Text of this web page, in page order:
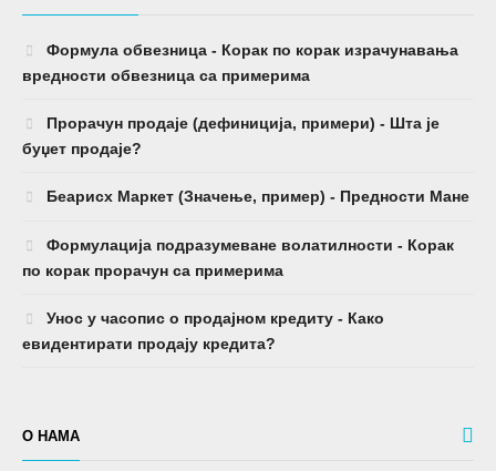
Формула обвезница - Корак по корак израчунавања
вредности обвезница са примерима
Прорачун продаје (дефиниција, примери) - Шта је
буџет продаје?
Беарисх Маркет (Значење, пример) - Предности Мане
Формулација подразумеване волатилности - Корак
по корак прорачун са примерима
Унос у часопис о продајном кредиту - Како
евидентирати продају кредита?
О НАМА